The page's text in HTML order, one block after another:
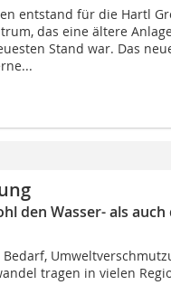
entstand für die Hartl
das eine ältere
Stand war. Das
den Wasser- als
tragen in vielen